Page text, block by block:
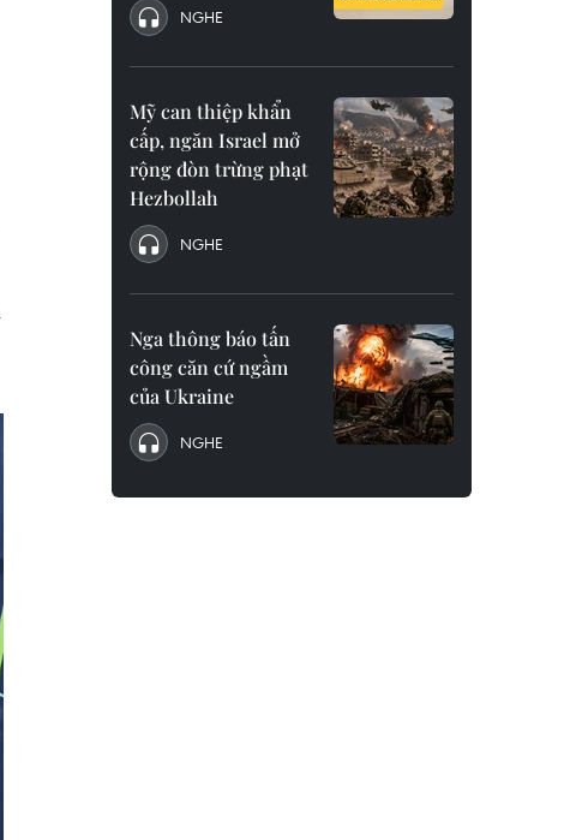
NGHE
Mỹ can thiệp khẩn
cấp, ngăn Israel mở
rộng đòn trừng phạt
Hezbollah
NGHE
Nga thông báo tấn
công căn cứ ngầm
của Ukraine
NGHE